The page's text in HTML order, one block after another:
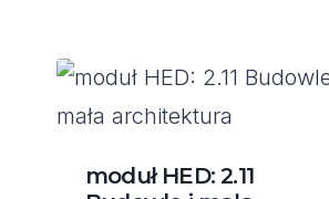
moduł HED: 2.11